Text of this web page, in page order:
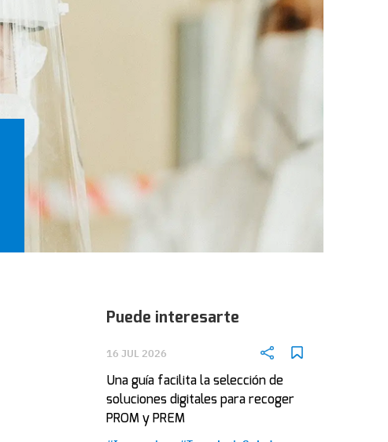
Puede interesarte
16 JUL 2026
Una guía facilita la selección de
soluciones digitales para recoger
PROM y PREM